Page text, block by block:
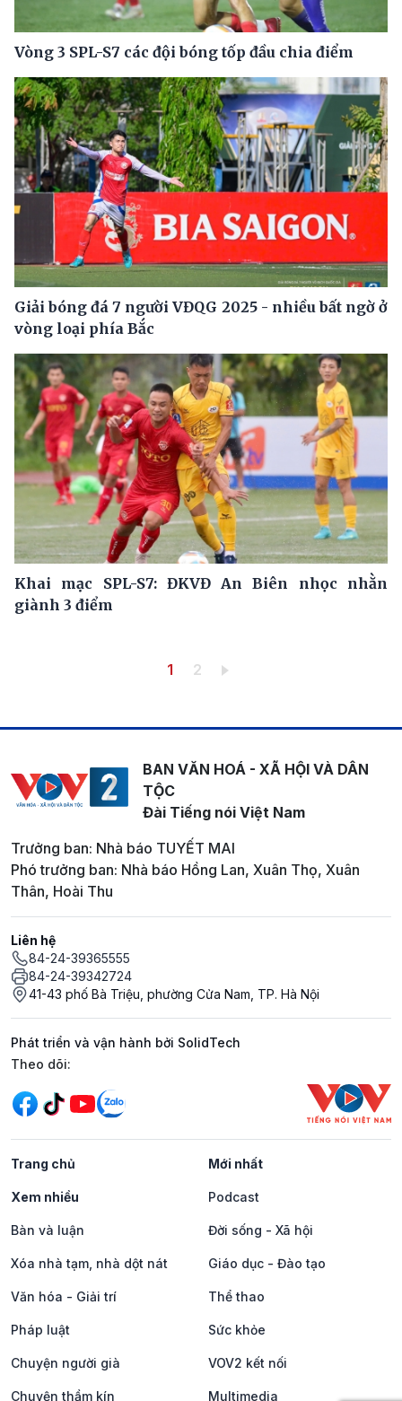
Vòng 3 SPL-S7 các đội bóng tốp đầu chia điểm
Giải bóng đá 7 người VĐQG 2025 - nhiều bất ngờ ở
vòng loại phía Bắc
Khai mạc SPL-S7: ĐKVĐ An Biên nhọc nhằn
giành 3 điểm
Trang hiện thời
1 Trang
2
BAN VĂN HOÁ - XÃ HỘI VÀ DÂN
TỘC
Đài Tiếng nói Việt Nam
Trưởng ban: Nhà báo TUYẾT MAI
Phó trưởng ban: Nhà báo Hồng Lan, Xuân Thọ, Xuân
Thân, Hoài Thu
Liên hệ
84-24-39365555
84-24-39342724
41-43 phố Bà Triệu, phường Cửa Nam, TP. Hà Nội
Phát triển và vận hành bởi SolidTech
Mạng xã hội
Theo dõi:
Trang chủ Mới nhất
Xem nhiều Podcast
Bàn và luận Đời sống - Xã hội
Xóa nhà tạm, nhà dột nát Giáo dục - Đào tạo
Văn hóa - Giải trí Thể thao
Pháp luật Sức khỏe
Chuyện người già VOV2 kết nối
Chuyện thầm kín Multimedia